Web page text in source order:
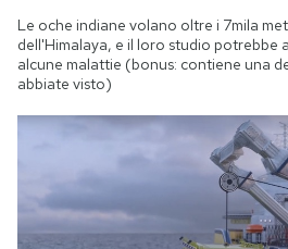
Le oche indiane volano oltre i 7mila
dell'Himalaya, e il loro studio potrebbe
alcune malattie (bonus: contiene una
abbiate visto)